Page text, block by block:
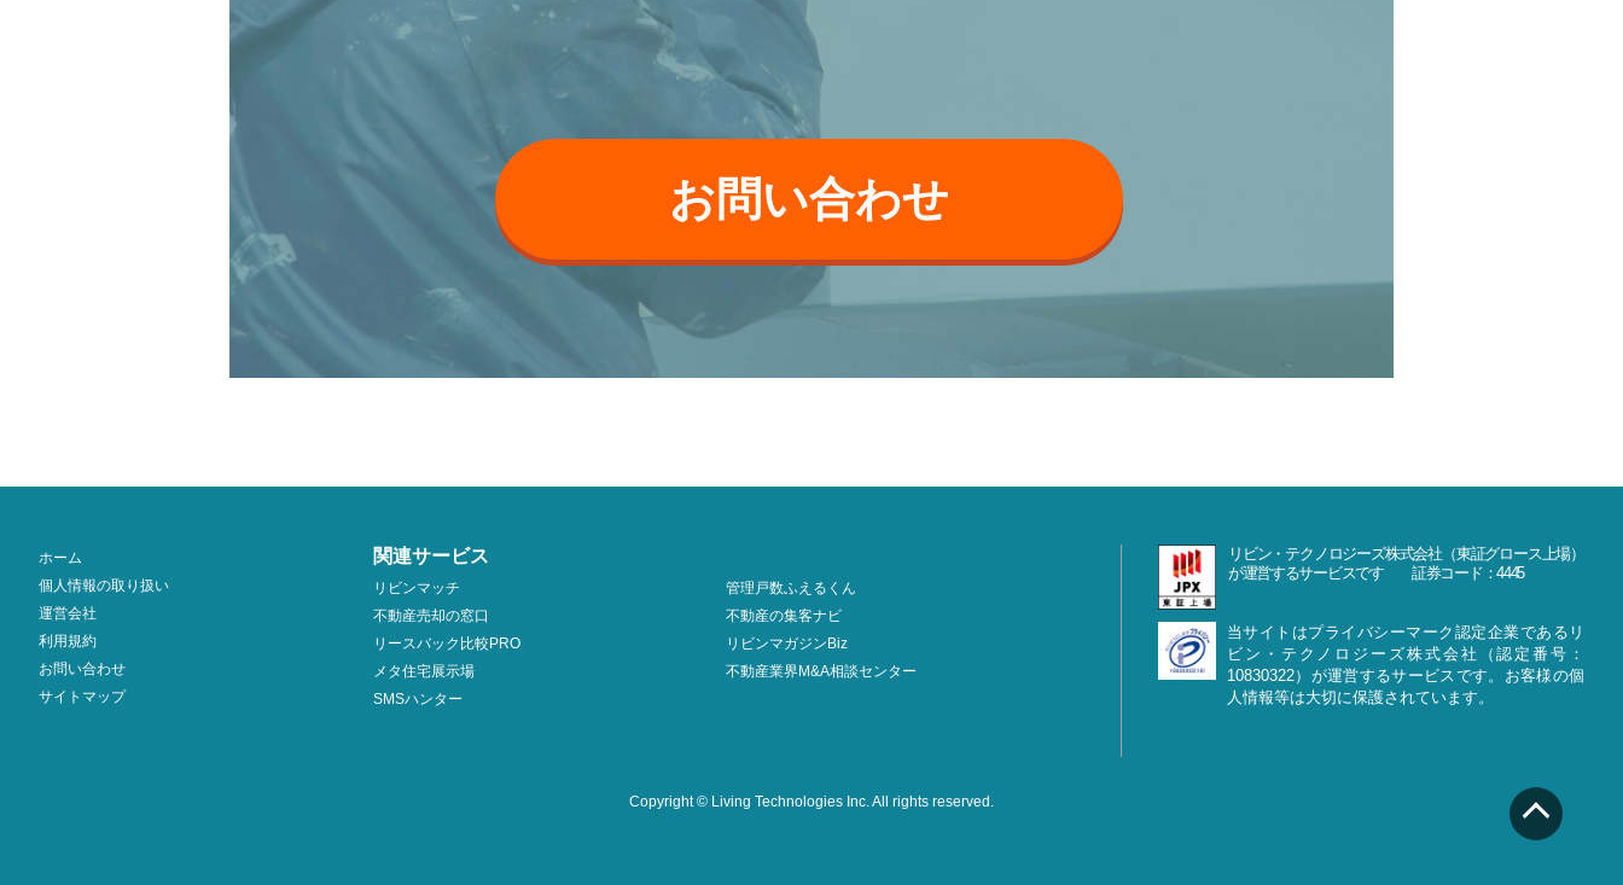
お問い合わせ
ホーム
個人情報の取り扱い
運営会社
利用規約
お問い合わせ
サイトマップ
関連サービス
リビンマッチ
不動産売却の窓口
リースバック比較PRO
メタ住宅展示場
SMSハンター
管理戸数ふえるくん
不動産の集客ナビ
リビンマガジンBiz
不動産業界M&A相談センター
リビン・テクノロジーズ株式会社（東証グロース上場）
が運営するサービスです 証券コード：4445
当サイトはプライバシーマーク認定企業であるリ
ビン・テクノロジーズ株式会社（認定番号：
10830322）が運営するサービスです。お客様の個
人情報等は大切に保護されています。
Copyright © Living Technologies Inc.All rights reserved.